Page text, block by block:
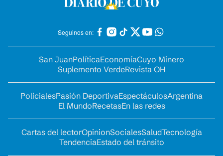
Seguinos en:
San JuanPolíticaEconomíaCuyo Minero
Suplemento VerdeRevista OH
PolicialesPasión DeportivaEspectáculosArgentina
El MundoRecetasEn las redes
Cartas del lectorOpinionSocialesSaludTecnología
TendenciaEstado del tránsito